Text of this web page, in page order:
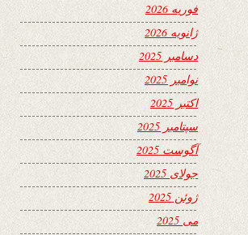
فوریه 2026
ژانویه 2026
دسامبر 2025
نوامبر 2025
اکتبر 2025
سپتامبر 2025
آگوست 2025
جولای 2025
ژوئن 2025
می 2025